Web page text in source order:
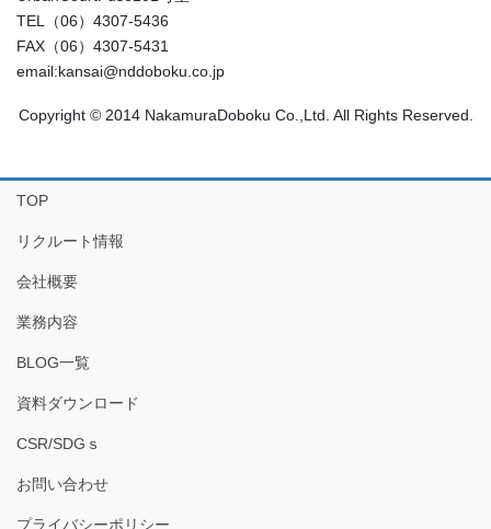
TEL（06）4307-5436
FAX（06）4307-5431
email:kansai@nddoboku.co.jp
Copyright © 2014 NakamuraDoboku Co.,Ltd. All Rights Reserved.
TOP
リクルート情報
会社概要
業務内容
BLOG一覧
資料ダウンロード
CSR/SDGｓ
お問い合わせ
プライバシーポリシー